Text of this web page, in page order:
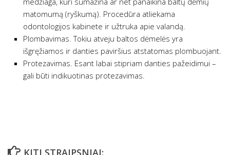
matomumą (ryškumą). Procedūra atliekama
odontologijos kabinete ir užtruka apie valandą.
Plombavimas. Tokiu atveju baltos dėmelės yra
išgręžiamos ir danties paviršius atstatomas plombuojant.
Protezavimas. Esant labai stipriam danties pažeidimui –
gali būti indikuotinas protezavimas.